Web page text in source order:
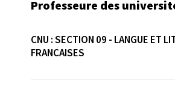
Professeure des
CNU :SECTION 09 - LANGUE ET
FRANCAISES